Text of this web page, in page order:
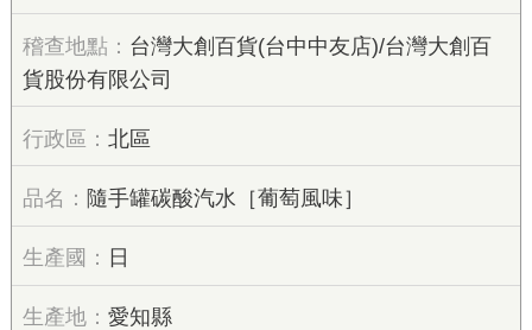
台灣大創百貨(台中中友店)/台灣大創百
貨股份有限公司
北區
隨手罐碳酸汽水［葡萄風味］
日
愛知縣